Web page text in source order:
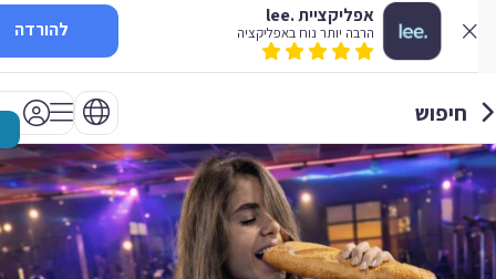
אפליקציית .lee
הרבה יותר נוח באפליקציה להורדה
חיפוש